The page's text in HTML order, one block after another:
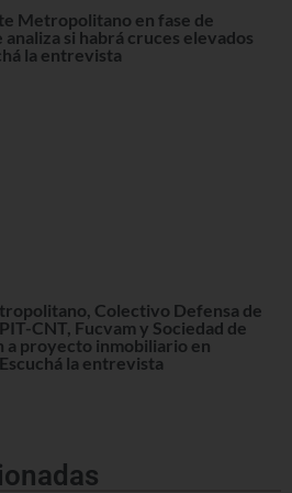
Metropolitano en fase de
si habrá cruces elevados
la entrevista
Colectivo Defensa de
CNT, Fucvam y Sociedad de
a proyecto inmobiliario en
la entrevista